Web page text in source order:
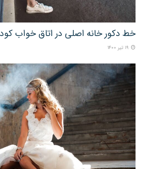
خط دکور خانه اصلی در اتاق خواب